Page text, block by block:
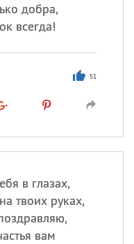
добра,
всегда!
51
в глазах,
твоих руках,
вам